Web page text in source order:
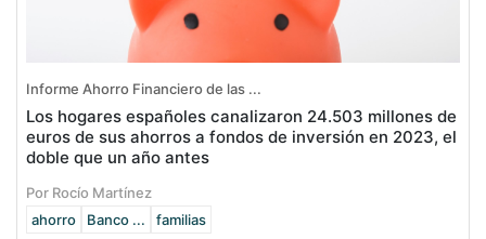
Informe Ahorro Financiero de las ...
Los hogares españoles canalizaron 24.503 millones de
euros de sus ahorros a fondos de inversión en 2023, el
doble que un año antes
Por Rocío Martínez
ahorro
Banco ... familias